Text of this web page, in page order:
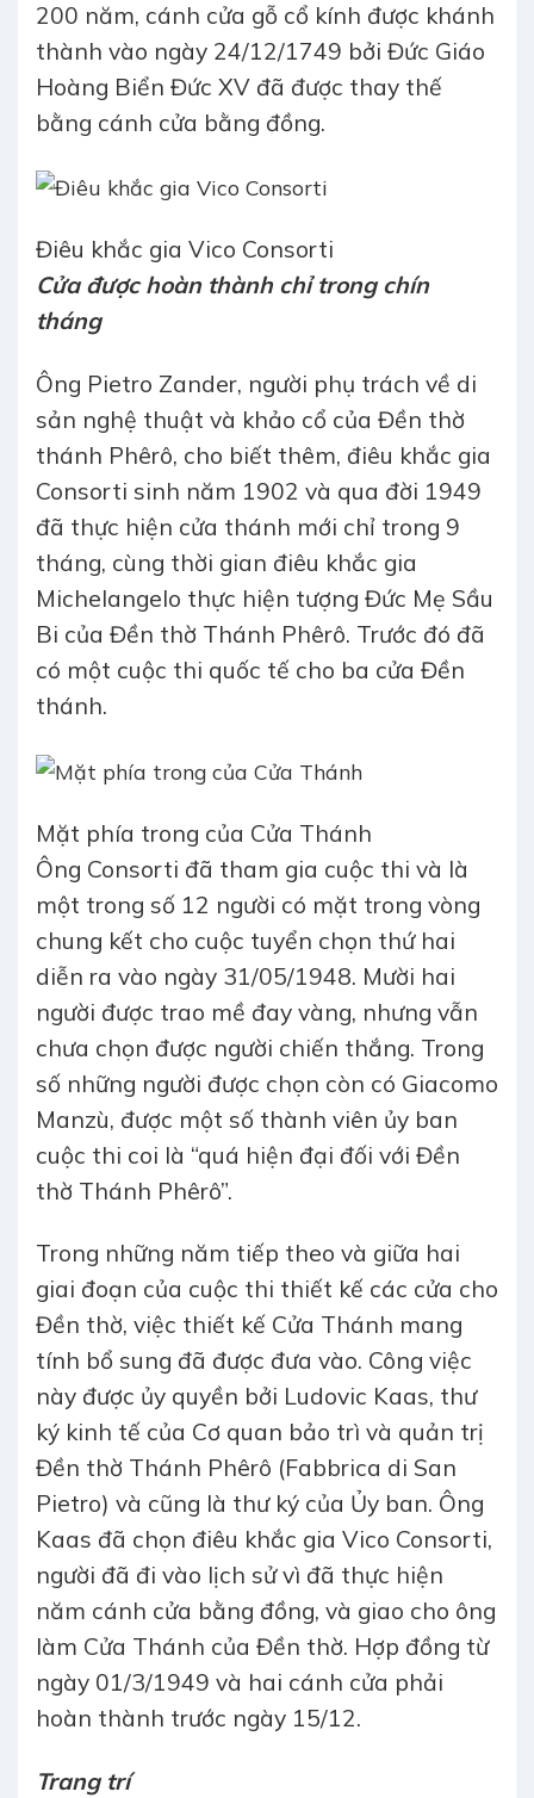
200 năm, cánh cửa gỗ cổ kính được khánh
thành vào ngày 24/12/1749 bởi Đức Giáo
Hoàng Biển Đức XV đã được thay thế
bằng cánh cửa bằng đồng.
Điêu khắc gia Vico Consorti
Cửa được hoàn thành chỉ trong chín
tháng
Ông Pietro Zander, người phụ trách về di
sản nghệ thuật và khảo cổ của Đền thờ
thánh Phêrô, cho biết thêm, điêu khắc gia
Consorti sinh năm 1902 và qua đời 1949
đã thực hiện cửa thánh mới chỉ trong 9
tháng, cùng thời gian điêu khắc gia
Michelangelo thực hiện tượng Đức Mẹ Sầu
Bi của Đền thờ Thánh Phêrô. Trước đó đã
có một cuộc thi quốc tế cho ba cửa Đền
thánh.
Mặt phía trong của Cửa Thánh
Ông Consorti đã tham gia cuộc thi và là
một trong số 12 người có mặt trong vòng
chung kết cho cuộc tuyển chọn thứ hai
diễn ra vào ngày 31/05/1948. Mười hai
người được trao mề đay vàng, nhưng vẫn
chưa chọn được người chiến thắng. Trong
số những người được chọn còn có Giacomo
Manzù, được một số thành viên ủy ban
cuộc thi coi là “quá hiện đại đối với Đền
thờ Thánh Phêrô”.
Trong những năm tiếp theo và giữa hai
giai đoạn của cuộc thi thiết kế các cửa cho
Đền thờ, việc thiết kế Cửa Thánh mang
tính bổ sung đã được đưa vào. Công việc
này được ủy quyền bởi Ludovic Kaas, thư
ký kinh tế của Cơ quan bảo trì và quản trị
Đền thờ Thánh Phêrô (Fabbrica di San
Pietro) và cũng là thư ký của Ủy ban. Ông
Kaas đã chọn điêu khắc gia Vico Consorti,
người đã đi vào lịch sử vì đã thực hiện
năm cánh cửa bằng đồng, và giao cho ông
làm Cửa Thánh của Đền thờ. Hợp đồng từ
ngày 01/3/1949 và hai cánh cửa phải
hoàn thành trước ngày 15/12.
Trang trí